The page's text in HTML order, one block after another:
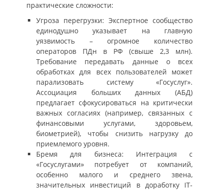
практические сложности:
Угроза перегрузки: Экспертное сообщество
единодушно указывает на главную
уязвимость – огромное количество
операторов ПДн в РФ (свыше 2,3 млн).
Требование передавать данные о всех
обработках для всех пользователей может
парализовать систему «Госуслуг».
Ассоциация больших данных (АБД)
предлагает сфокусироваться на критически
важных согласиях (например, связанных с
финансовыми услугами, здоровьем,
биометрией), чтобы снизить нагрузку до
приемлемого уровня.
Бремя для бизнеса: Интеграция с
«Госуслугами» потребует от компаний,
особенно малого и среднего звена,
значительных инвестиций в доработку IT-